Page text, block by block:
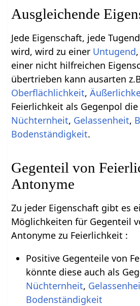
Ausgleichende
Jede Eigenschaft, jede
wird, wird zu einer Untugend
einer nicht hilfreichen
übertrieben kann ausarten
Oberflächlichkeit,
Feierlichkeit als Gegenpol
Nüchternheit, Gelassenheit,
Bodenständigkeit.
Gegenteil von
Antonyme
Zu jeder Eigenschaft gibt es
Möglichkeiten für Gegenteil
Antonyme zu Feierlichkeit :
Positive Gegenteile von
könnte diese auch als
Nüchternheit,
Bodenständigkeit